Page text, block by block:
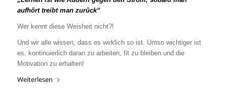
aufhört treibt man zurück“
Wer kennt diese Weisheit nicht?!
Und wir alle wissen, dass es wirklich so ist. Umso wichtiger ist
es, kontinuierlich daran zu arbeiten, fit zu bleiben und die
Motivation zu erhalten!
Weiterlesen